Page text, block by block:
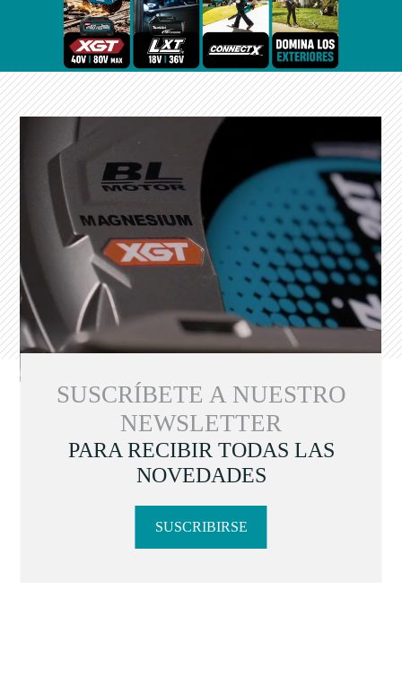
SUSCRÍBETE A NUESTRO
NEWSLETTER
PARA RECIBIR TODAS LAS
NOVEDADES
SUSCRIBIRSE